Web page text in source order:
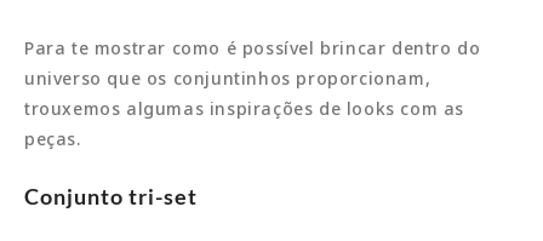
Para te mostrar como é possível brincar dentro do
universo que os conjuntinhos proporcionam,
trouxemos algumas inspirações de looks com as
peças.
Conjunto tri-set